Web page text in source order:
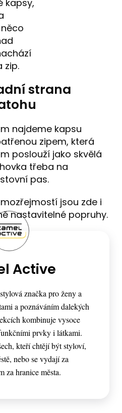
kapsy,
zip.
strana
najdeme kapsu
zipem, která
poslouží jako skvělá
třeba na
pas.
jsou zde i
nastavitelné popruhy.
Active
značka pro ženy a
a poznáváním dalekých
kombinuje vysoce
prvky i látkami.
kteří chtějí být styloví,
nebo se vydají za
za hranice města.